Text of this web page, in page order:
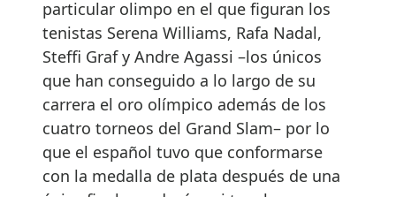
particular olimpo en el que figuran los
tenistas Serena Williams, Rafa Nadal,
Steffi Graf y Andre Agassi –los únicos
que han conseguido a lo largo de su
carrera el oro olímpico además de los
cuatro torneos del Grand Slam– por lo
que el español tuvo que conformarse
con la medalla de plata después de una